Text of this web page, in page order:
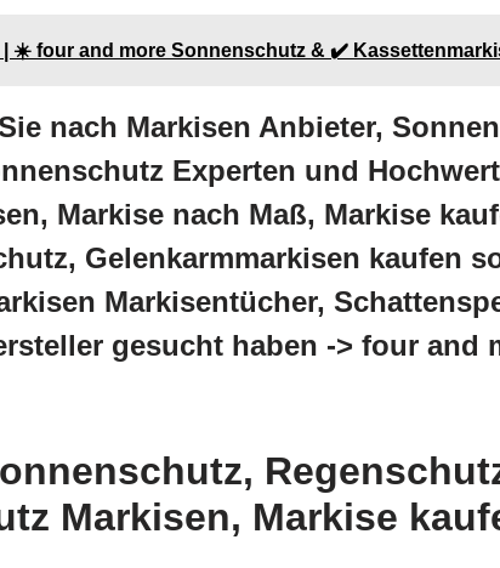
| ☀️ four and more Sonnenschutz & ✔️
nach Markisen Anbieter,
Experten und
Markise nach Maß, Markise
Gelenkarmmarkisen kaufen
Markisentücher,
gesucht haben -> four
Markisen, Markise